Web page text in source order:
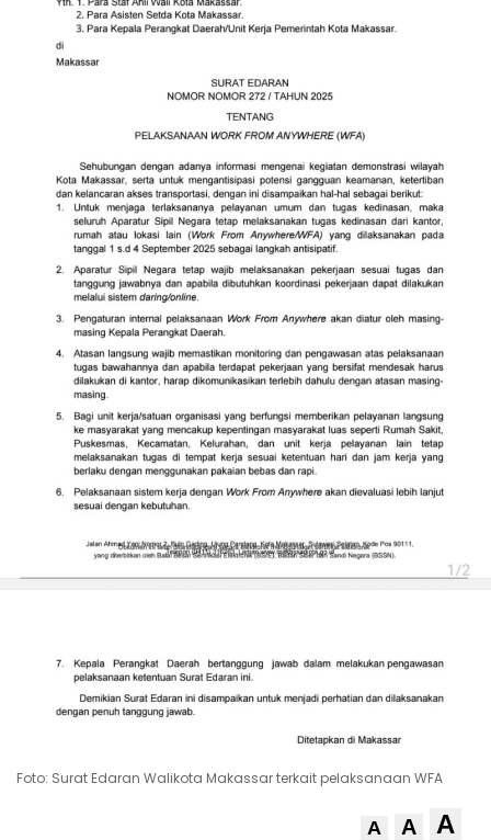
Foto: Surat Edaran Walikota Makassar terkait pelaksanaan WFA
A A A